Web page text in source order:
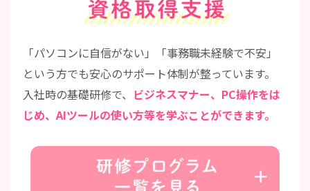
「パソコンに自信がない」「事務職未経験で不安」
という方でも安心のサポート体制が整っています。
入社時の基礎研修で、 ビジネスマナー、PC操作をは
じめ、AIツールの使い方等を学ぶことができます。